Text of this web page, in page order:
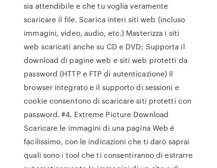
sia attendibile e che tu voglia veramente
scaricare il file. Scarica interi siti web (incluso
immagini, video, audio, etc.) Masterizza i siti
web scaricati anche su CD e DVD; Supporta il
download di pagine web e siti web protetti da
password (HTTP e FTP di autenticazione) Il
browser integrato e il supporto di sessioni e
cookie consentono di scaricare siti protetti con
password. #4. Extreme Picture Download
Scaricare le immagini di una pagina Web è
facilissimo, con le indicazioni che ti darò saprai
quali sono i tool che ti consentiranno di estrarre